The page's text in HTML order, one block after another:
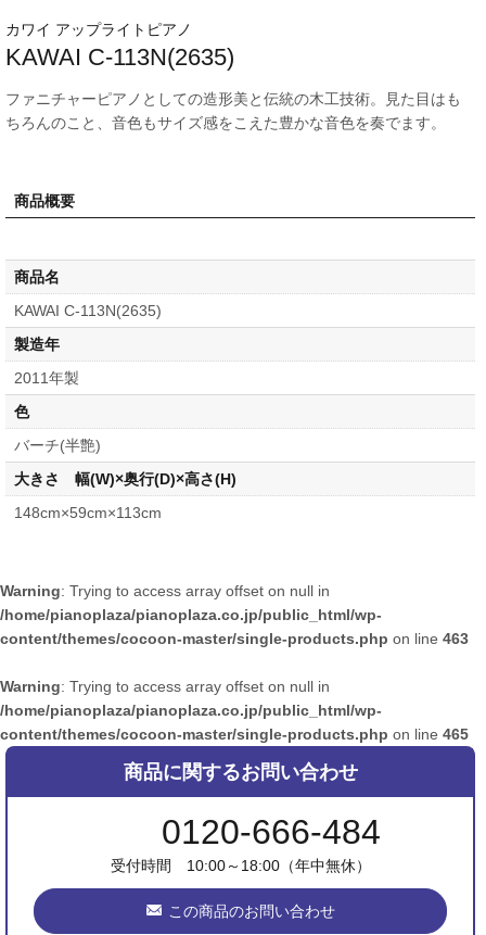
カワイ アップライトピアノ
KAWAI C-113N(2635)
ファニチャーピアノとしての造形美と伝統の木工技術。見た目はも
ちろんのこと、音色もサイズ感をこえた豊かな音色を奏でます。
商品概要
商品名
KAWAI C-113N(2635)
製造年
2011年製
色
バーチ(半艶)
大きさ 幅(W)×奥行(D)×高さ(H)
148cm×59cm×113cm
Warning: Trying to access array offset on null in
/home/pianoplaza/pianoplaza.co.jp/public_html/wp-
content/themes/cocoon-master/single-products.php on line 463
Warning: Trying to access array offset on null in
/home/pianoplaza/pianoplaza.co.jp/public_html/wp-
content/themes/cocoon-master/single-products.php on line 465
商品に関するお問い合わせ
0120-666-484
受付時間 10:00～18:00（年中無休）
この商品のお問い合わせ